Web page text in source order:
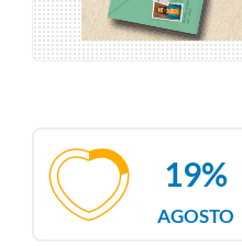
AGOSTO
19%